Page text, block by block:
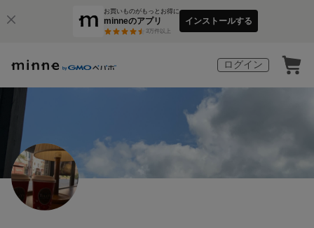
お買いものがもっとお得に
minneのアプリ
3万件以上
インストールする
ログイン